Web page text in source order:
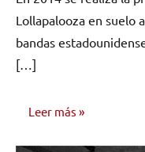
Lollapalooza en suelo
bandas
[…]
Leer más